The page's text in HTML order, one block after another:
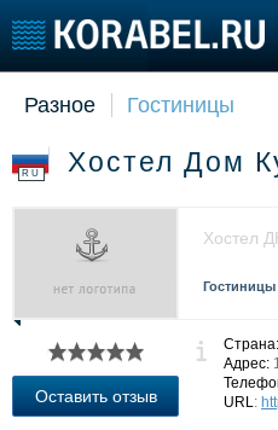
Судостроение
Новости
Репутация
Работа
Крюинг
Реклама
Услуги
Конференции
Разное Гостиницы
RU Хостел Дом
Хостел
Гостиницы
Оставить отзыв
Страна:
Адрес:
URL: